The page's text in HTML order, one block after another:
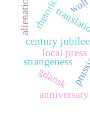
century jubilee
local press
rhetoric
strangeness
alienation
gdańsk